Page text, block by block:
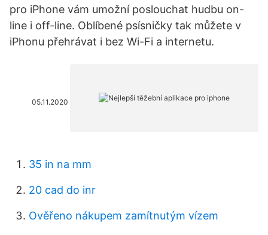
pro iPhone vám umožní poslouchat hudbu on-
line i off-line. Oblíbené psísničky tak můžete v
iPhonu přehrávat i bez Wi-Fi a internetu.
05.11.2020
35 in na mm
20 cad do inr
Ověřeno nákupem zamítnutým vízem